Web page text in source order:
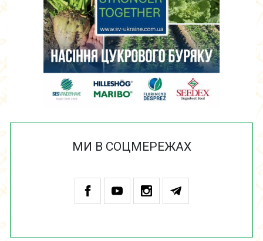
МИ В СОЦМЕРЕЖАХ